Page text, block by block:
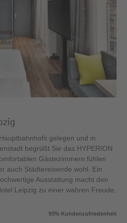
gelegen und in
begrüßt Sie das HYPERION
Gästezimmern fühlen
auch Städtereisende wohl. Ein
Ausstattung macht den
Leipzig zu einer wahren Freude.
93% Kundenzufriedenheit